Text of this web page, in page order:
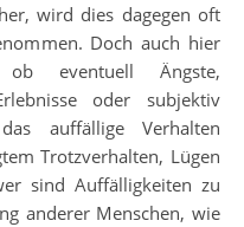
wird dies dagegen oft
Doch auch hier
eventuell Ängste,
oder subjektiv
auffällige Verhalten
Trotzverhalten, Lügen
sind Auffälligkeiten zu
anderer Menschen, wie